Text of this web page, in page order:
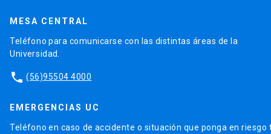
MESA CENTRAL
Teléfono para comunicarse con las distintas áreas de la
Universidad.
phone (56)95504 4000
EMERGENCIAS UC
Teléfono en caso de accidente o situación que ponga en riesgo